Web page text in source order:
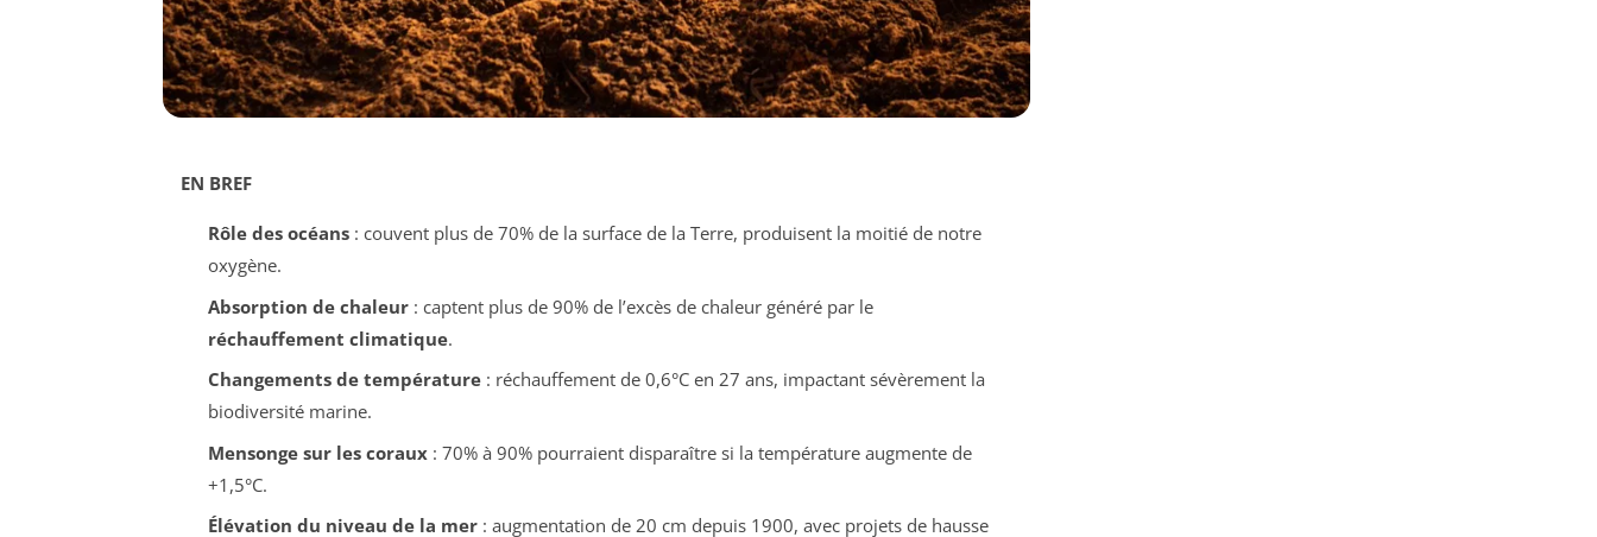
EN BREF
Rôle des océans: couvent plus de 70% de la surface de la Terre, produisent la moitié de notre
oxygène.
Absorption de chaleur: captent plus de 90% de l’excès de chaleur généré par le
réchauffement climatique.
Changements de température: réchauffement de 0,6°C en 27 ans, impactant sévèrement la
biodiversité marine.
Mensonge sur les coraux: 70% à 90% pourraient disparaître si la température augmente de
+1,5°C.
Élévation du niveau de la mer: augmentation de 20 cm depuis 1900, avec projets de hausse